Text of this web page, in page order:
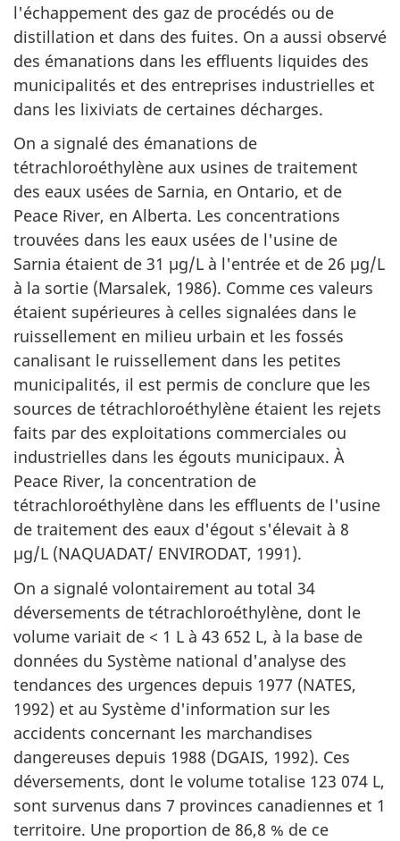
l'échappement des gaz de procédés ou de
distillation et dans des fuites. On a aussi observé
des émanations dans les effluents liquides des
municipalités et des entreprises industrielles et
dans les lixiviats de certaines décharges.
On a signalé des émanations de
tétrachloroéthylène aux usines de traitement
des eaux usées de Sarnia, en Ontario, et de
Peace River, en Alberta. Les concentrations
trouvées dans les eaux usées de l'usine de
Sarnia étaient de 31 µg/L à l'entrée et de 26 µg/L
à la sortie (Marsalek, 1986). Comme ces valeurs
étaient supérieures à celles signalées dans le
ruissellement en milieu urbain et les fossés
canalisant le ruissellement dans les petites
municipalités, il est permis de conclure que les
sources de tétrachloroéthylène étaient les rejets
faits par des exploitations commerciales ou
industrielles dans les égouts municipaux. À
Peace River, la concentration de
tétrachloroéthylène dans les effluents de l'usine
de traitement des eaux d'égout s'élevait à 8
µg/L (NAQUADAT/ ENVIRODAT, 1991).
On a signalé volontairement au total 34
déversements de tétrachloroéthylène, dont le
volume variait de < 1 L à 43 652 L, à la base de
données du Système national d'analyse des
tendances des urgences depuis 1977 (NATES,
1992) et au Système d'information sur les
accidents concernant les marchandises
dangereuses depuis 1988 (DGAIS, 1992). Ces
déversements, dont le volume totalise 123 074 L,
sont survenus dans 7 provinces canadiennes et 1
territoire. Une proportion de 86,8 % de ce